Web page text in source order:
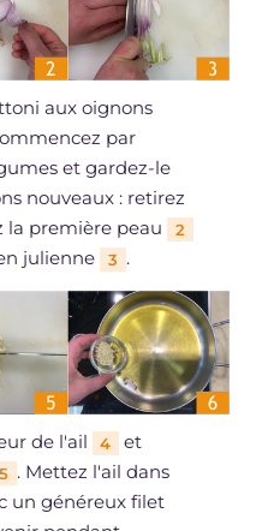
aux oignons
par
et gardez-le
nouveaux : retirez
la première peau 2
julienne 3 .
de l'ail 4
et
5 . Mettez l'ail dans
un généreux filet